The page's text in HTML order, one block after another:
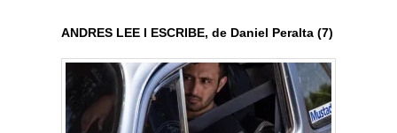
ANDRES LEE I ESCRIBE, de Daniel Peralta (7)